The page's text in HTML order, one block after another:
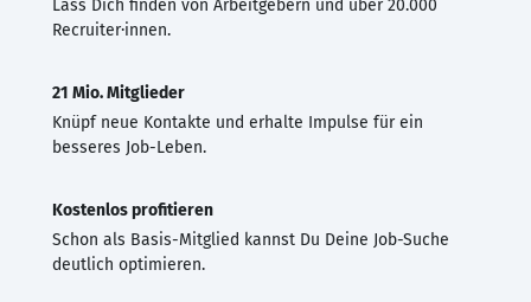
Lass Dich finden von Arbeitgebern und über 20.000
Recruiter·innen.
21 Mio. Mitglieder
Knüpf neue Kontakte und erhalte Impulse für ein
besseres Job-Leben.
Kostenlos profitieren
Schon als Basis-Mitglied kannst Du Deine Job-Suche
deutlich optimieren.